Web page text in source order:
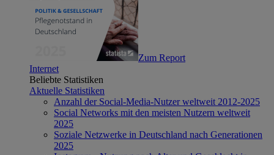
Zum Report
Internet
Beliebte Statistiken
Aktuelle Statistiken
Anzahl der Social-Media-Nutzer weltweit 2012-2025
Social Networks mit den meisten Nutzern weltweit
2025
Soziale Netzwerke in Deutschland nach Generationen
2025